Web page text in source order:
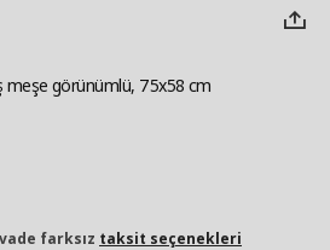
meşe görünümlü, 75x58 cm
farksız taksit seçenekleri